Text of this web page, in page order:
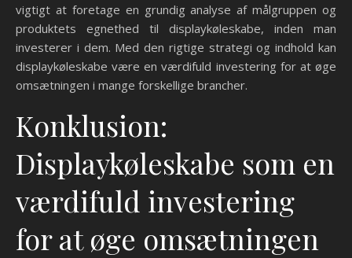
vigtigt at foretage en grundig analyse af målgruppen og
produktets egnethed til displaykøleskabe, inden man
investerer i dem. Med den rigtige strategi og indhold kan
displaykøleskabe være en værdifuld investering for at øge
omsætningen i mange forskellige brancher.
Konklusion:
Displaykøleskabe som en
værdifuld investering
for at øge omsætningen